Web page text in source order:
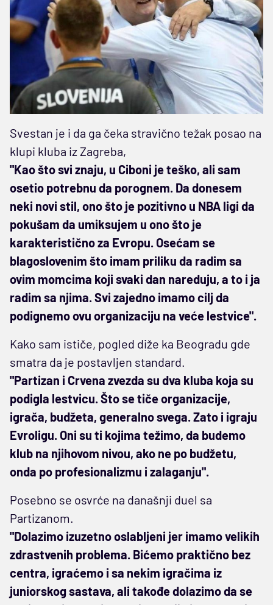
Svestan je i da ga čeka stravično težak posao na
klupi kluba iz Zagreba,
"Kao što svi znaju, u Ciboni je teško, ali sam
osetio potrebnu da porognem. Da donesem
neki novi stil, ono što je pozitivno u NBA ligi da
pokušam da umiksujem u ono što je
karakteristično za Evropu. Osećam se
blagoslovenim što imam priliku da radim sa
ovim momcima koji svaki dan nareduju, a to i ja
radim sa njima. Svi zajedno imamo cilj da
podignemo ovu organizaciju na veće lestvice".
Kako sam ističe, pogled diže ka Beogradu gde
smatra da je postavljen standard.
"Partizan i Crvena zvezda su dva kluba koja su
podigla lestvicu. Što se tiče organizacije,
igrača, budžeta, generalno svega. Zato i igraju
Evroligu. Oni su ti kojima težimo, da budemo
klub na njihovom nivou, ako ne po budžetu,
onda po profesionalizmu i zalaganju".
Posebno se osvrće na današnji duel sa
Partizanom.
"Dolazimo izuzetno oslabljeni jer imamo velikih
zdrastvenih problema. Bićemo praktično bez
centra, igraćemo i sa nekim igračima iz
juniorskog sastava, ali takođe dolazimo da se